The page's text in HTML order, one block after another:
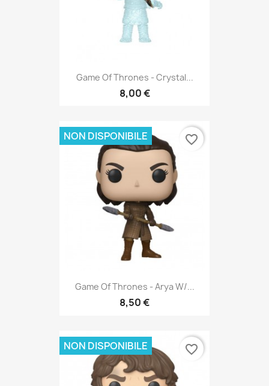
Game Of Thrones - Crystal...
8,00 €
Game Of Thrones - Arya W/...
8,50 €
NON DISPONIBILE favorite_border
NON DISPONIBILE favorite_border